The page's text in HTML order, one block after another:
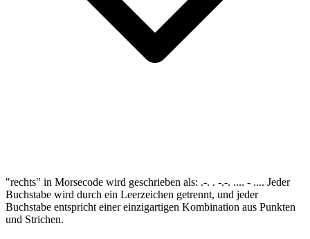
"rechts" in Morsecode wird geschrieben als: .-. . -.-. .... - .... Jeder
Buchstabe wird durch ein Leerzeichen getrennt, und jeder
Buchstabe entspricht einer einzigartigen Kombination aus Punkten
und Strichen.